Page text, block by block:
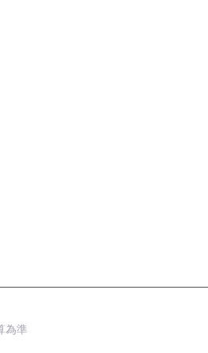
為準